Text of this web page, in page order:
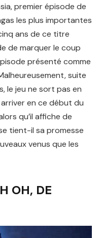
premier épisode de
les plus importantes
ans de ce titre
de marquer le coup
présenté comme
suite
le jeu ne sort pas en
en ce début du
qu’il affiche de
tient-il sa promesse
venus que les
OH, DE